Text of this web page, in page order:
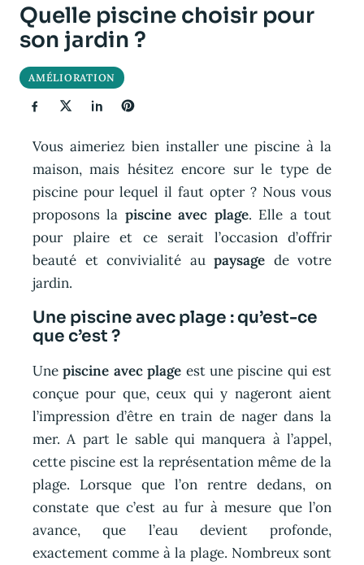
Quelle piscine choisir pour
son jardin ?
AMÉLIORATION
Vous aimeriez bien installer une piscine à la
maison, mais hésitez encore sur le type de
piscine pour lequel il faut opter ? Nous vous
proposons la piscine avec plage. Elle a tout
pour plaire et ce serait l’occasion d’offrir
beauté et convivialité au paysage de votre
jardin.
Une piscine avec plage : qu’est-ce
que c’est ?
Unepiscine avec plage est une piscine qui est
conçue pour que, ceux qui y nageront aient
l’impression d’être en train de nager dans la
mer. A part le sable qui manquera à l’appel,
cette piscine est la représentation même de la
plage. Lorsque que l’on rentre dedans, on
constate que c’est au fur à mesure que l’on
avance, que l’eau devient profonde,
exactement comme à la plage. Nombreux sont